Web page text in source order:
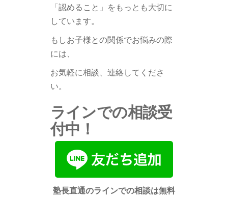
「認めること」をもっとも大切に
しています。
もしお子様との関係でお悩みの際
には、
お気軽に相談、連絡してくださ
い。
ラインでの相談受
付中！
塾長直通のラインでの相談は無料